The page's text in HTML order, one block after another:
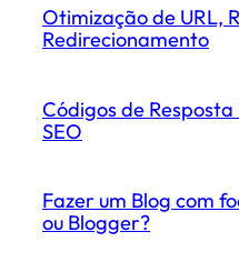
Otimização de URL,
Redirecionamento
Códigos de
SEO
Fazer um Blog com
ou Blogger?